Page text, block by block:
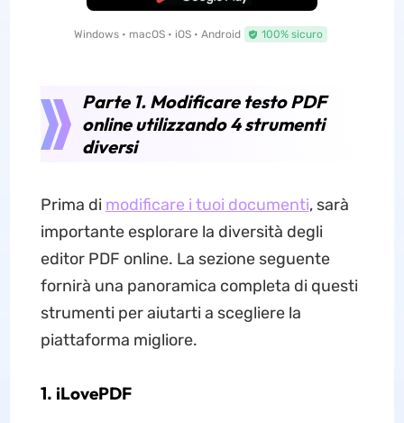
Windows • macOS • iOS • Android 100% sicuro
Parte 1. Modificare testo PDF
online utilizzando 4 strumenti
diversi
Prima di modificare i tuoi documenti, sarà
importante esplorare la diversità degli
editor PDF online. La sezione seguente
fornirà una panoramica completa di questi
strumenti per aiutarti a scegliere la
piattaforma migliore.
1. iLovePDF